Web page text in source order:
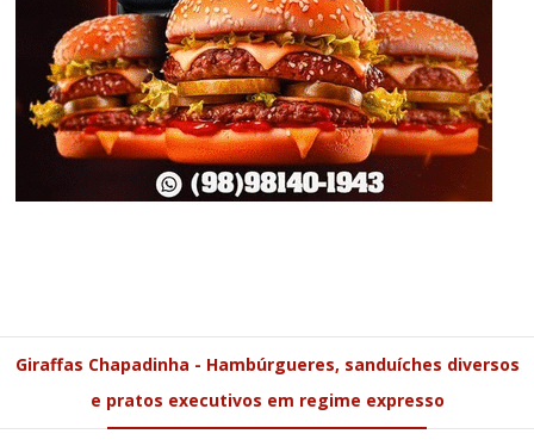
Giraffas Chapadinha - Hambúrgueres, sanduíches diversos
e pratos executivos em regime expresso